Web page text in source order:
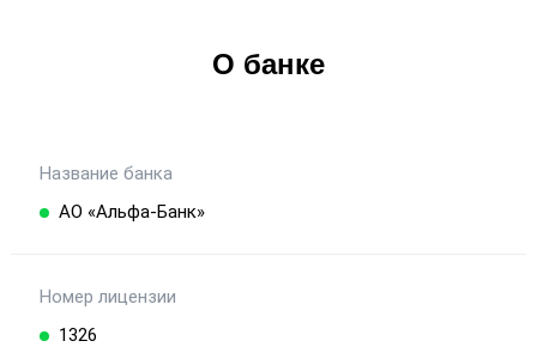
О банке
Название банка
АО «Альфа-Банк»
Номер лицензии
1326